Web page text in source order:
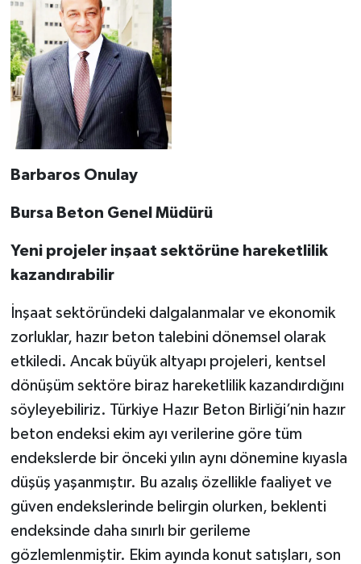
Barbaros Onulay
Bursa Beton Genel Müdürü
Yeni projeler inşaat sektörüne hareketlilik
kazandırabilir
İnşaat sektöründeki dalgalanmalar ve ekonomik
zorluklar, hazır beton talebini dönemsel olarak
etkiledi. Ancak büyük altyapı projeleri, kentsel
dönüşüm sektöre biraz hareketlilik kazandırdığını
söyleyebiliriz. Türkiye Hazır Beton Birliği’nin hazır
beton endeksi ekim ayı verilerine göre tüm
endekslerde bir önceki yılın aynı dönemine kıyasla
düşüş yaşanmıştır. Bu azalış özellikle faaliyet ve
güven endekslerinde belirgin olurken, beklenti
endeksinde daha sınırlı bir gerileme
gözlemlenmiştir. Ekim ayında konut satışları, son